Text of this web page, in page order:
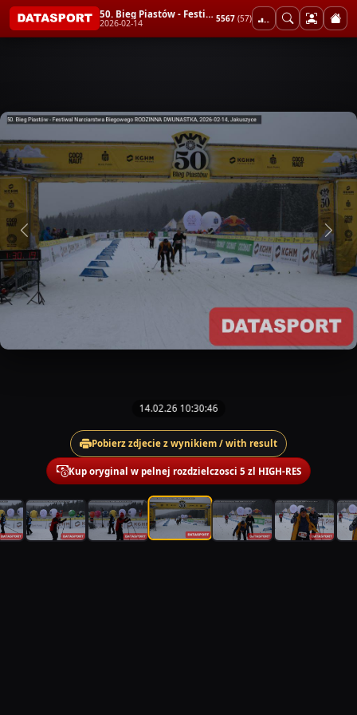
50. Bieg Piastów - Festiwal Narciarstwa Biegowego RODZINNA DWUNASTKA
2026-02-14 5567 (57)
14.02.26 10:30:46
Pobierz zdjecie z wynikiem / with result
Kup oryginal w pelnej rozdzielczosci 5 zl HIGH-RES